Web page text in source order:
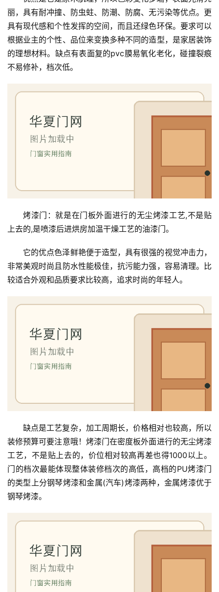
门
庭
院
大
门
装
装
门
业
讯
登录
丽，具有耐冲撞、防虫蛀、防潮、防腐、无污染等优点。更
具有现代感和个性发挥的空间，而且还绿色环保。要求可以
根据业主的个性、品位来变换多种不同的造型，是家居装饰
的理想材料。缺点有表面复的pvc膜易氧化老化，碰撞裂痕
不易修补，档次低。
烤漆门：就是在门板外面进行的无尘烤漆工艺,不是贴
上去的,是喷漆后进烘房加温干燥工艺的油漆门。
它的优点色泽鲜艳便于造型，具有很强的视觉冲击力，
非常美观时尚且防水性能极佳，抗污能力强，容易清理。比
较适合外观和品质要求比较高，追求时尚的年轻人。
缺点是工艺复杂，加工周期长，价格相对也较高，所以
装修预算可要注意哦！烤漆门在密度板外面进行的无尘烤漆
工艺，不是贴上去的，价位相对较高再差也得1000以上。
门的档次最能体现整体装修档次的高低，高档的PU烤漆门
的类型上分钢琴烤漆和金属(汽车)烤漆两种，金属烤漆优于
钢琴烤漆。